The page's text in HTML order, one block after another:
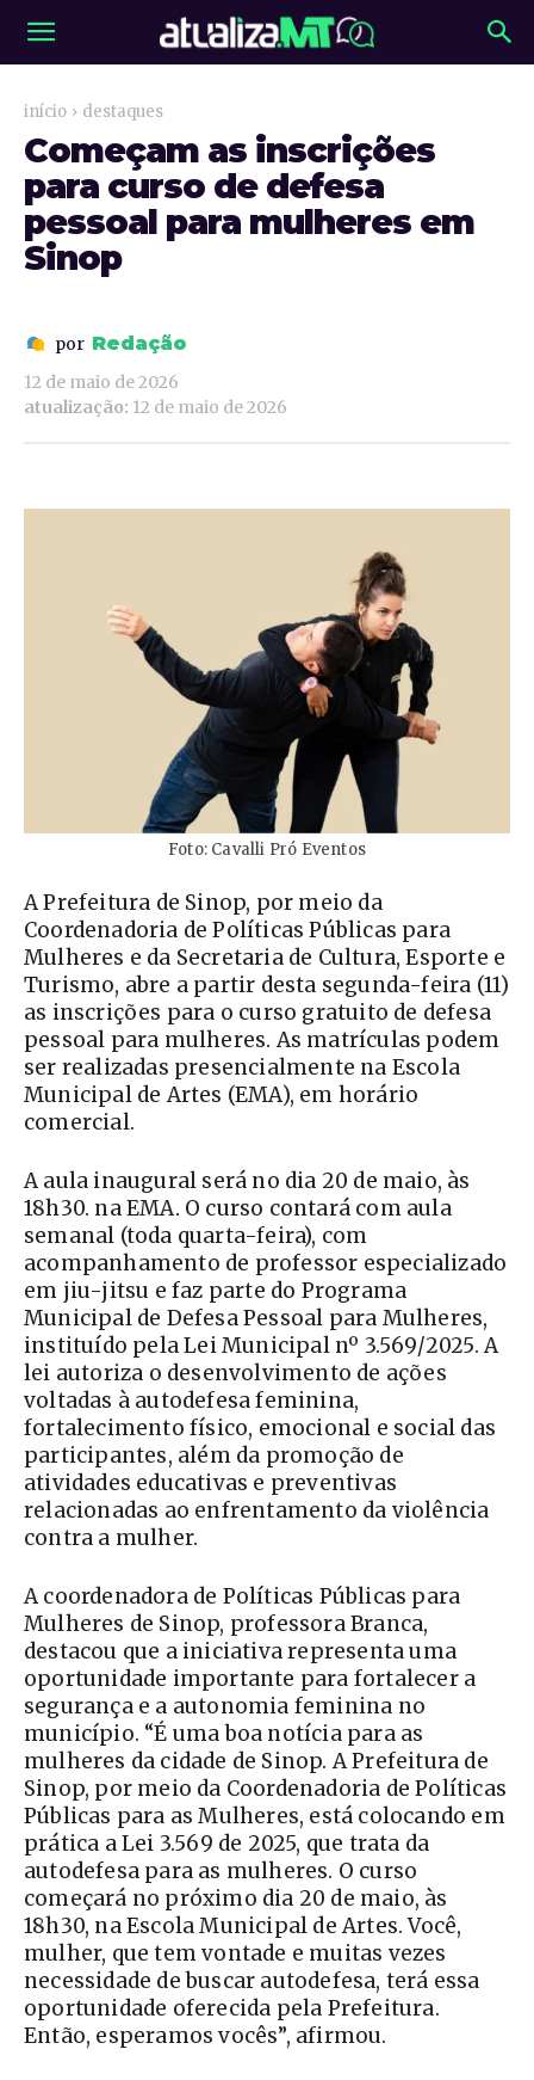
início destaques
Começam as inscrições
para curso de defesa
pessoal para mulheres em
Sinop
por Redação
12 de maio de 2026
atualização: 12 de maio de 2026
Foto: Cavalli Pró Eventos
A Prefeitura de Sinop, por meio da
Coordenadoria de Políticas Públicas para
Mulheres e da Secretaria de Cultura, Esporte e
Turismo, abre a partir desta segunda-feira (11)
as inscrições para o curso gratuito de defesa
pessoal para mulheres. As matrículas podem
ser realizadas presencialmente na Escola
Municipal de Artes (EMA), em horário
comercial.
A aula inaugural será no dia 20 de maio, às
18h30. na EMA. O curso contará com aula
semanal (toda quarta-feira), com
acompanhamento de professor especializado
em jiu-jitsu e faz parte do Programa
Municipal de Defesa Pessoal para Mulheres,
instituído pela Lei Municipal nº 3.569/2025. A
lei autoriza o desenvolvimento de ações
voltadas à autodefesa feminina,
fortalecimento físico, emocional e social das
participantes, além da promoção de
atividades educativas e preventivas
relacionadas ao enfrentamento da violência
contra a mulher.
A coordenadora de Políticas Públicas para
Mulheres de Sinop, professora Branca,
destacou que a iniciativa representa uma
oportunidade importante para fortalecer a
segurança e a autonomia feminina no
município. “É uma boa notícia para as
mulheres da cidade de Sinop. A Prefeitura de
Sinop, por meio da Coordenadoria de Políticas
Públicas para as Mulheres, está colocando em
prática a Lei 3.569 de 2025, que trata da
autodefesa para as mulheres. O curso
começará no próximo dia 20 de maio, às
18h30, na Escola Municipal de Artes. Você,
mulher, que tem vontade e muitas vezes
necessidade de buscar autodefesa, terá essa
oportunidade oferecida pela Prefeitura.
Então, esperamos vocês”, afirmou.